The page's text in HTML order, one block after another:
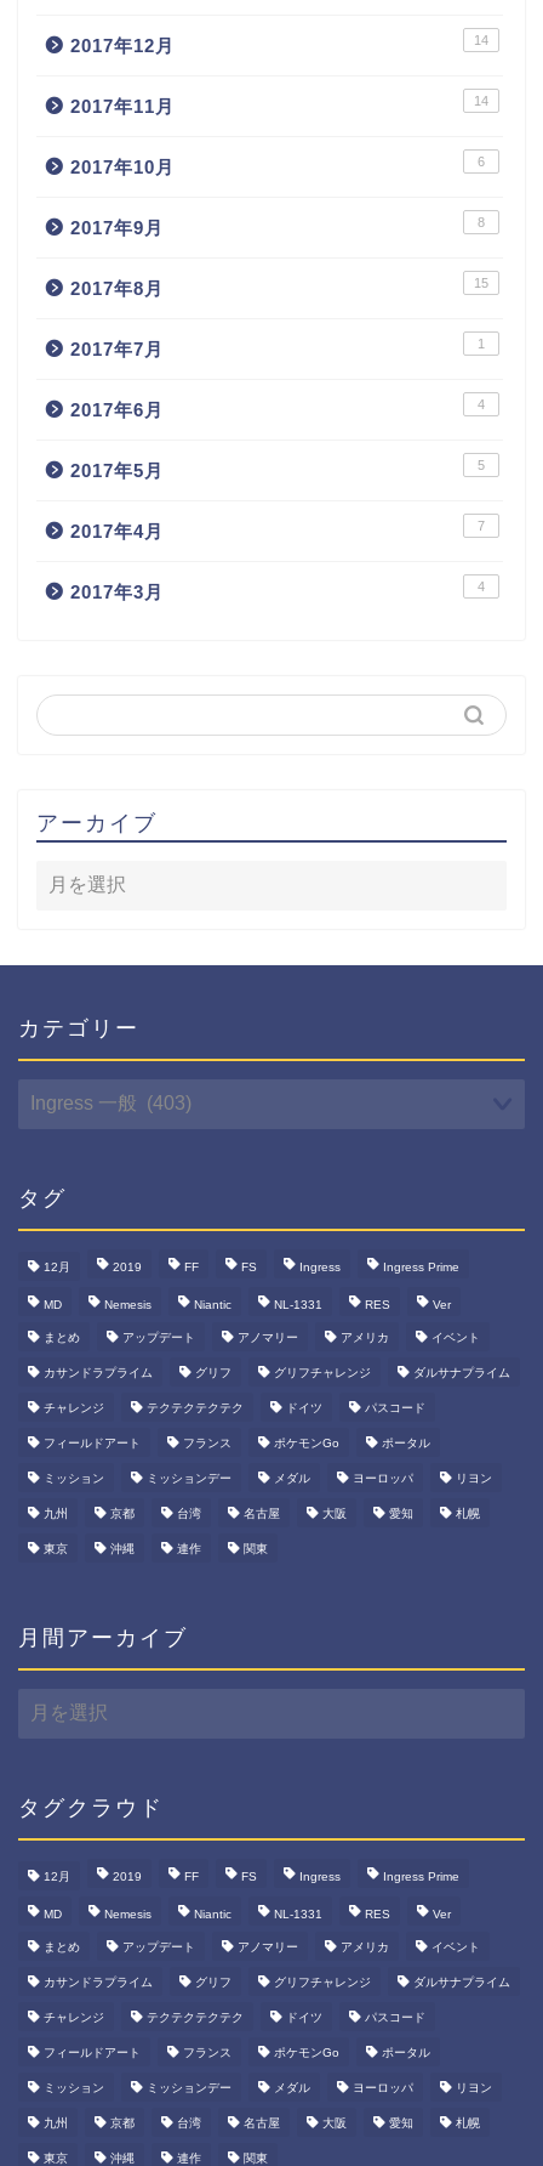
2017年12月 14
2017年11月 14
2017年10月 6
2017年9月 8
2017年8月 15
2017年7月 1
2017年6月 4
2017年5月 5
2017年4月 7
2017年3月 4
アーカイブ
カテゴリー
テ
ー
タグ
12月 2019 FF FS Ingress Ingress Prime
MD Nemesis Niantic NL-1331 RES Ver
まとめ アップデート アノマリー アメリカ イベント
カサンドラプライム グリフ グリフチャレンジ ダルサナプライム
チャレンジ テクテクテクテク ドイツ パスコード
フィールドアート フランス ポケモンGo ポータル
ミッション ミッションデー メダル ヨーロッパ リヨン
九州 京都 台湾 名古屋 大阪 愛知 札幌
東京 沖縄 連作 関東
月間アーカイブ
間
カ
タグクラウド
12月 2019 FF FS Ingress Ingress Prime
MD Nemesis Niantic NL-1331 RES Ver
まとめ アップデート アノマリー アメリカ イベント
カサンドラプライム グリフ グリフチャレンジ ダルサナプライム
チャレンジ テクテクテクテク ドイツ パスコード
フィールドアート フランス ポケモンGo ポータル
ミッション ミッションデー メダル ヨーロッパ リヨン
九州 京都 台湾 名古屋 大阪 愛知 札幌
東京 沖縄 連作 関東